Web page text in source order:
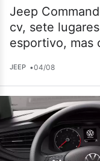
Jeep
cv, sete
esportivo, mas
JEEP •04/08